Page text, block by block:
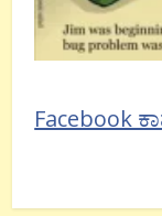
Facebook